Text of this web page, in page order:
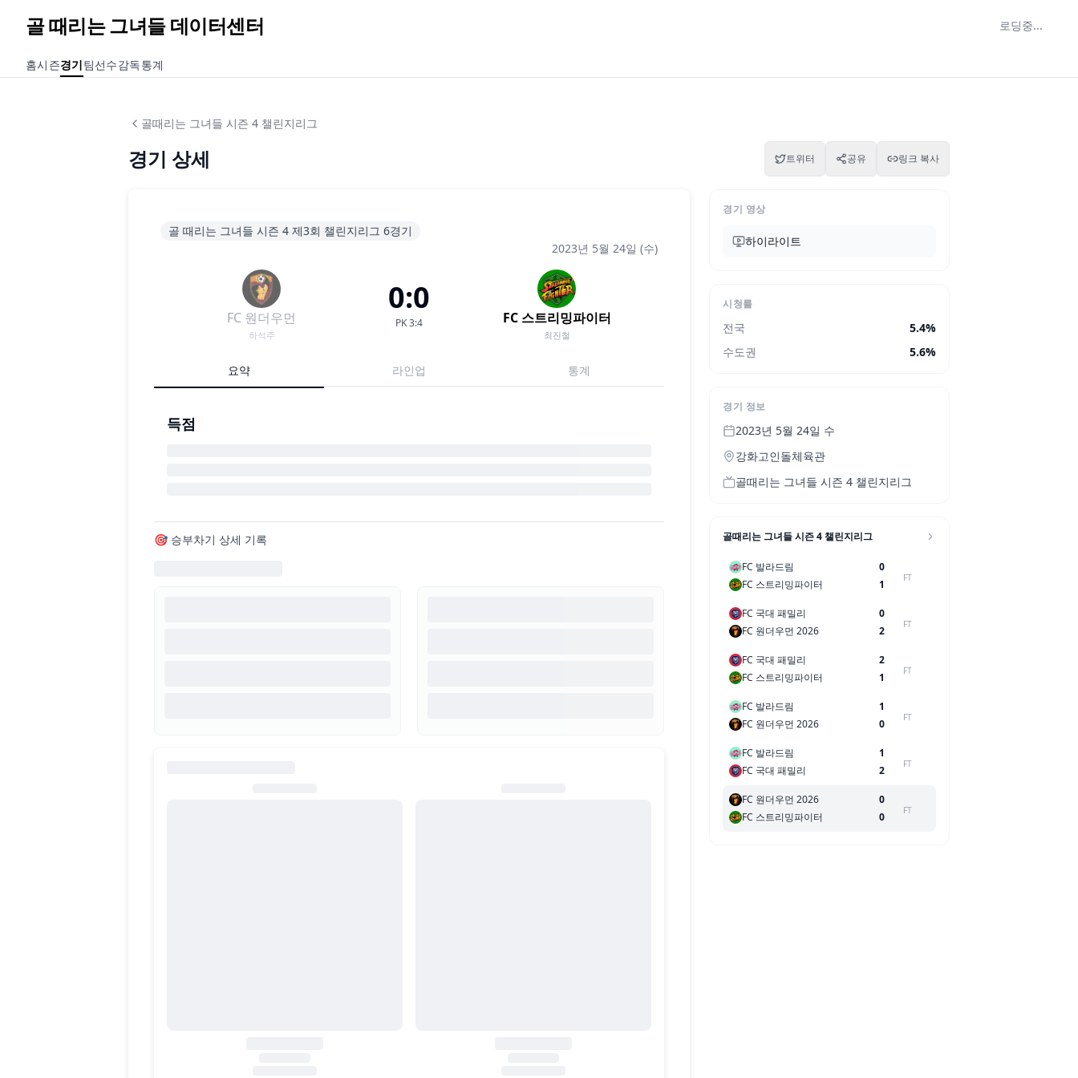
골 때리는 그녀들 데이터센터 로딩중...
홈시즌경기팀선수감독통계
골때리는 그녀들 시즌 4 챌린지리그
경기 상세 트위터 공유 링크 복사
골 때리는 그녀들 시즌 4 제3회 챌린지리그 6경기
2023년 5월 24일 (수)
FC 원더우먼
하석주
0:0
PK3:4 FC 스트리밍파이터
최진철
요약 라인업 통계
득점
🎯 승부차기 상세 기록
경기 영상
하이라이트
시청률
전국 5.4%
수도권
5.6%
경기 정보
2023년 5월 24일 수
강화고인돌체육관
골때리는 그녀들 시즌 4 챌린지리그
골때리는 그녀들 시즌 4 챌린지리그
FC 발라드림
0
FC 스트리밍파이터
1 FT
FC 국대 패밀리
0
FC 원더우먼 2026
2 FT
FC 국대 패밀리
2
FC 스트리밍파이터
1 FT
FC 발라드림
1
FC 원더우먼 2026
0 FT
FC 발라드림
1
FC 국대 패밀리
2 FT
FC 원더우먼 2026
0
FC 스트리밍파이터
0 FT